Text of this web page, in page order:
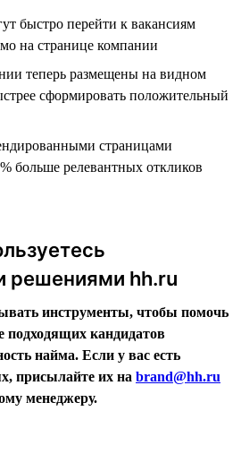
быстро перейти к вакансиям
на странице компании
теперь размещены на видном
сформировать положительный
страницами
больше релевантных откликов
решениями hh.ru
инструменты, чтобы помочь
подходящих кандидатов
найма. Если у вас есть
присылайте их на brand@hh.ru
менеджеру.